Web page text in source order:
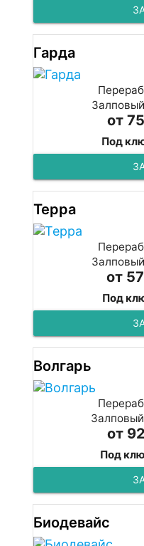
Гарда
от
Под
Терра
от
Под
Волгарь
от
Под
Биодевайс